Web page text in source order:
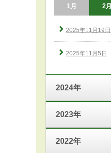
1月 2月
2025年11月19日
2025年11月5日
2024年
2023年
2022年